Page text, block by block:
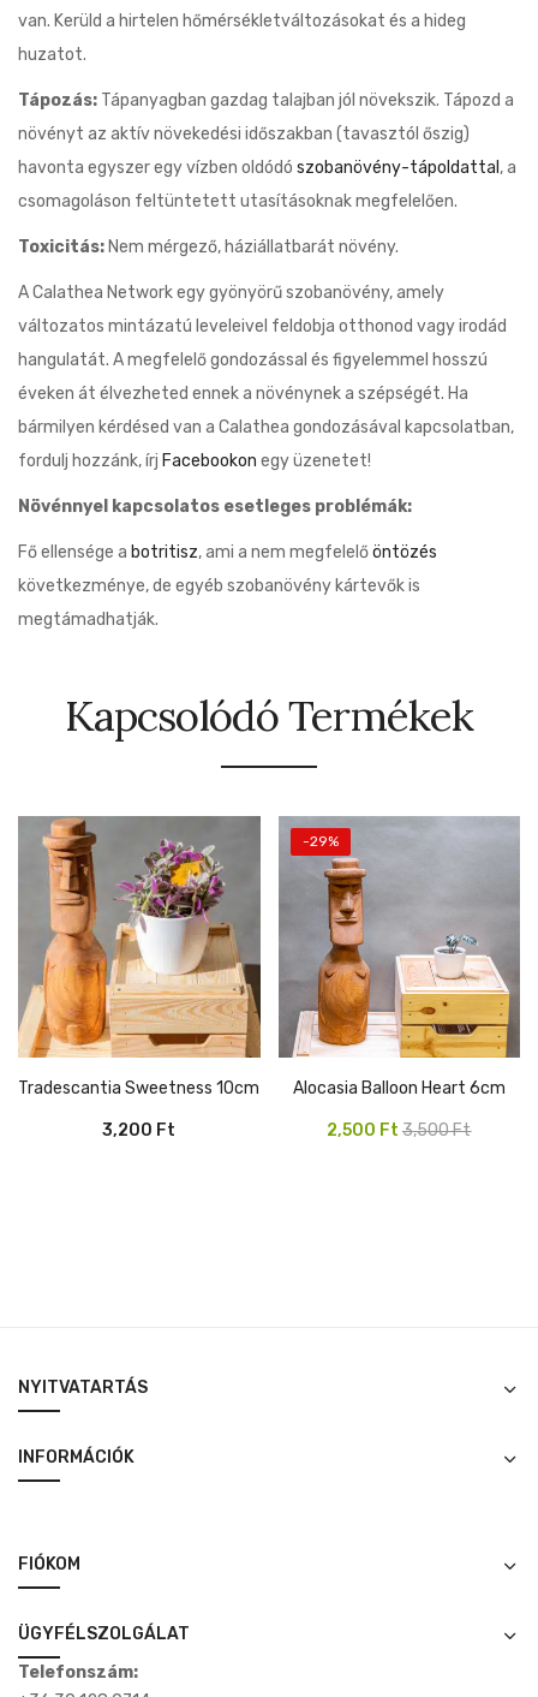
van. Kerüld a hirtelen hőmérsékletváltozásokat és a hideg
huzatot.
Tápozás: Tápanyagban gazdag talajban jól növekszik. Tápozd a
növényt az aktív növekedési időszakban (tavasztól őszig)
havonta egyszer egy vízben oldódó szobanövény-tápoldattal , a
csomagoláson feltüntetett utasításoknak megfelelően.
Toxicitás: Nem mérgező, háziállatbarát növény.
A Calathea Network egy gyönyörű szobanövény, amely
változatos mintázatú leveleivel feldobja otthonod vagy irodád
hangulatát. A megfelelő gondozással és figyelemmel hosszú
éveken át élvezheted ennek a növénynek a szépségét. Ha
bármilyen kérdésed van a Calathea gondozásával kapcsolatban,
fordulj hozzánk, írj Facebookon egy üzenetet!
Növénnyel kapcsolatos esetleges problémák:
Fő ellensége a botritisz, ami a nem megfelelőöntözés
következménye, de egyéb szobanövény kártevők is
megtámadhatják.
Kapcsolódó Termékek
Tradescantia Sweetness 10cm
3,200 Ft
-29%
Alocasia Balloon Heart 6cm
3,500Ft
Original
2,500 FtCurrent
NYITVATARTÁS
INFORMÁCIÓK
FIÓKOM
ÜGYFÉLSZOLGÁLAT
Telefonszám: